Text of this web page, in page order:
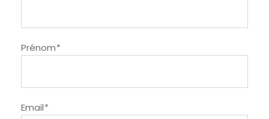
Prénom*
Email*